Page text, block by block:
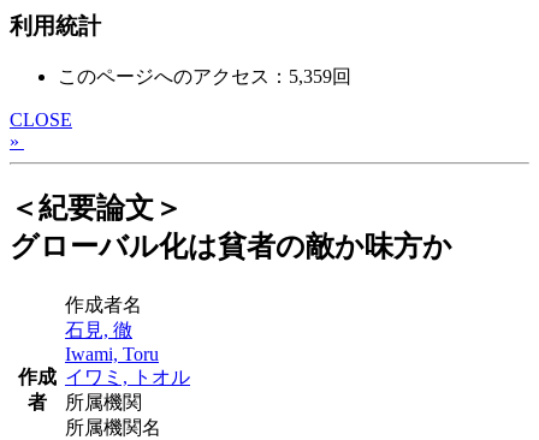
利用統計
このページへのアクセス：5,359回
CLOSE
»
＜紀要論文＞
グローバル化は貧者の敵か味方か
作成
者
作成者名
石見, 徹
Iwami, Toru
イワミ, トオル
所属機関
所属機関名